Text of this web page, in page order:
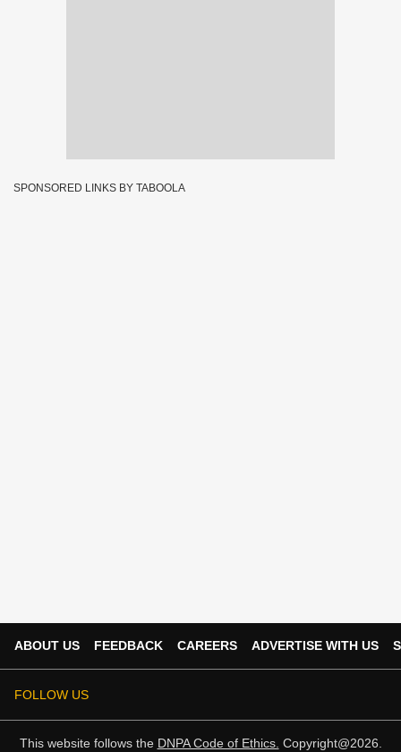
SPONSORED LINKS BY TABOOLA
ABOUT US FEEDBACK CAREERS ADVERTISE WITH US
FOLLOW US
This website follows the DNPA Code of Ethics. Copyright@2026.